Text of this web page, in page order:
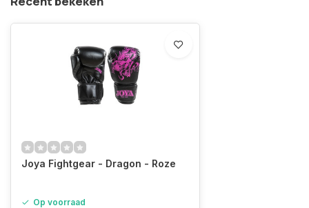
Joya Fightgear - Dragon - Roze
Op voorraad